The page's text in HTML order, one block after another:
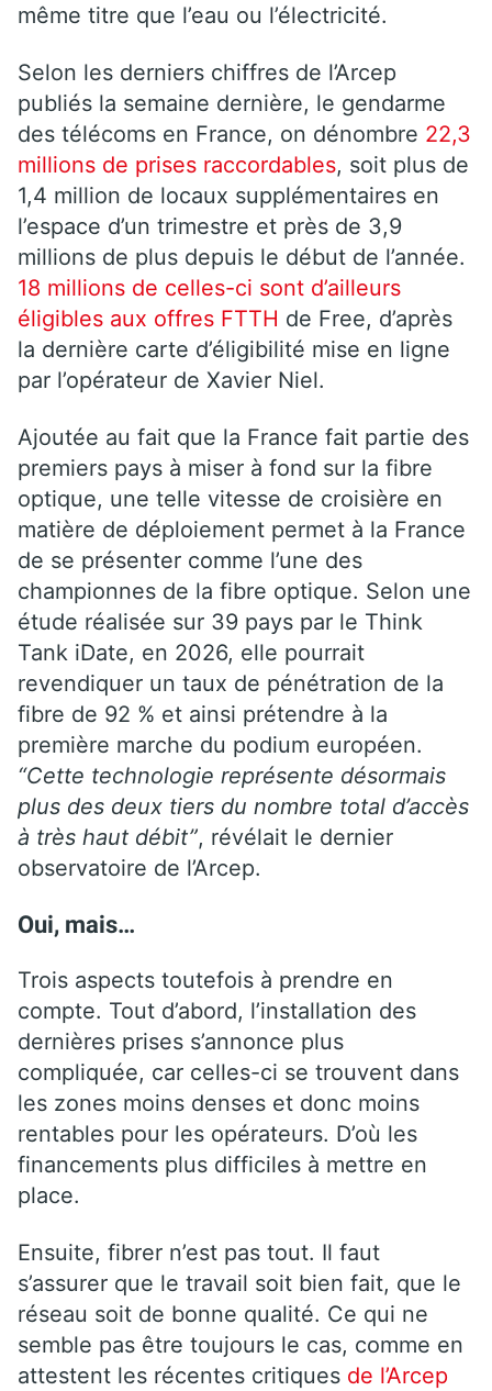
même titre que l’eau ou l’électricité.
Selon les derniers chiffres de l’Arcep
publiés la semaine dernière, le gendarme
des télécoms en France, on dénombre 22,3
millions de prises raccordables, soit plus de
1,4 million de locaux supplémentaires en
l’espace d’un trimestre et près de 3,9
millions de plus depuis le début de l’année.
18 millions de celles-ci sont d’ailleurs
éligibles aux offres FTTH de Free, d’après
la dernière carte d’éligibilité mise en ligne
par l’opérateur de Xavier Niel.
Ajoutée au fait que la France fait partie des
premiers pays à miser à fond sur la fibre
optique, une telle vitesse de croisière en
matière de déploiement permet à la France
de se présenter comme l’une des
championnes de la fibre optique. Selon une
étude réalisée sur 39 pays par le Think
Tank iDate, en 2026, elle pourrait
revendiquer un taux de pénétration de la
fibre de 92 % et ainsi prétendre à la
première marche du podium européen.
“Cette technologie représente désormais
plus des deux tiers du nombre total d’accès
à très haut débit”, révélait le dernier
observatoire de l’Arcep.
Oui, mais…
Trois aspects toutefois à prendre en
compte. Tout d’abord, l’installation des
dernières prises s’annonce plus
compliquée, car celles-ci se trouvent dans
les zones moins denses et donc moins
rentables pour les opérateurs. D’où les
financements plus difficiles à mettre en
place.
Ensuite, fibrer n’est pas tout. Il faut
s’assurer que le travail soit bien fait, que le
réseau soit de bonne qualité. Ce qui ne
semble pas être toujours le cas, comme en
attestent les récentes critiques de l’Arcep